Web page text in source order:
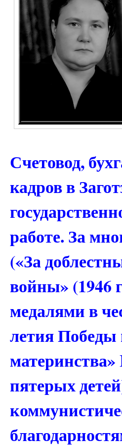
Счетовод,
кадров в
работе. За
(«За
войны» (1946
медалями в
летия
пятерых